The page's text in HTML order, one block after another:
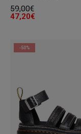
59,00€
47,20€
-50%